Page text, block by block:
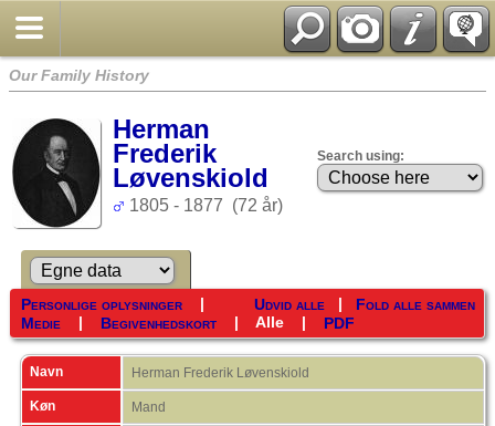
Our Family History
Herman
Frederik
Løvenskiold
1805 - 1877 (72 år)
Search using:
Udvid alle | Fold alle sammen
Personlige oplysninger|
Medie | Begivenhedskort| Alle| PDF
Navn Herman Frederik Løvenskiold
Køn Mand